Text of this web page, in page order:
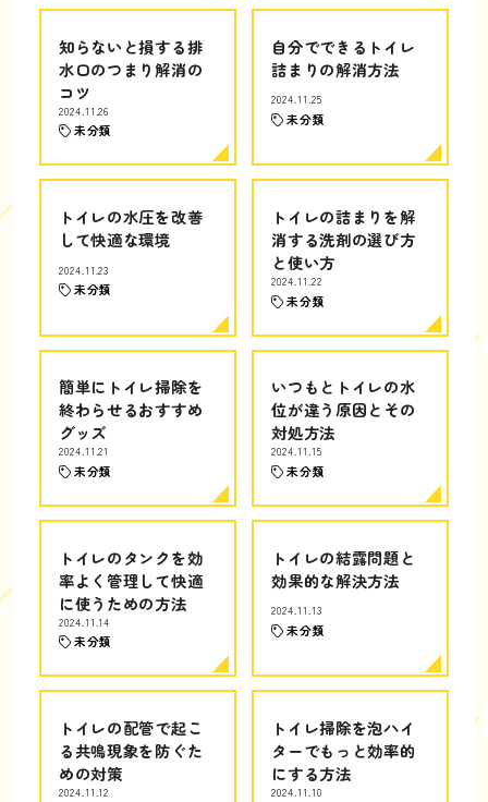
知らないと損する排
水口のつまり解消の
コツ
2024.11.26
未分類
自分でできるトイレ
詰まりの解消方法
2024.11.25
未分類
トイレの水圧を改善
して快適な環境
2024.11.23
未分類
トイレの詰まりを解
消する洗剤の選び方
と使い方
2024.11.22
未分類
簡単にトイレ掃除を
終わらせるおすすめ
グッズ
2024.11.21
未分類
いつもとトイレの水
位が違う原因とその
対処方法
2024.11.15
未分類
トイレのタンクを効
率よく管理して快適
に使うための方法
2024.11.14
未分類
トイレの結露問題と
効果的な解決方法
2024.11.13
未分類
トイレの配管で起こ
る共鳴現象を防ぐた
めの対策
2024.11.12
トイレ掃除を泡ハイ
ターでもっと効率的
にする方法
2024.11.10